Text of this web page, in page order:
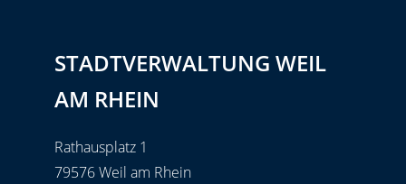
STADTVERWALTUNG WEIL
AM RHEIN
Rathausplatz 1
79576 Weil am Rhein